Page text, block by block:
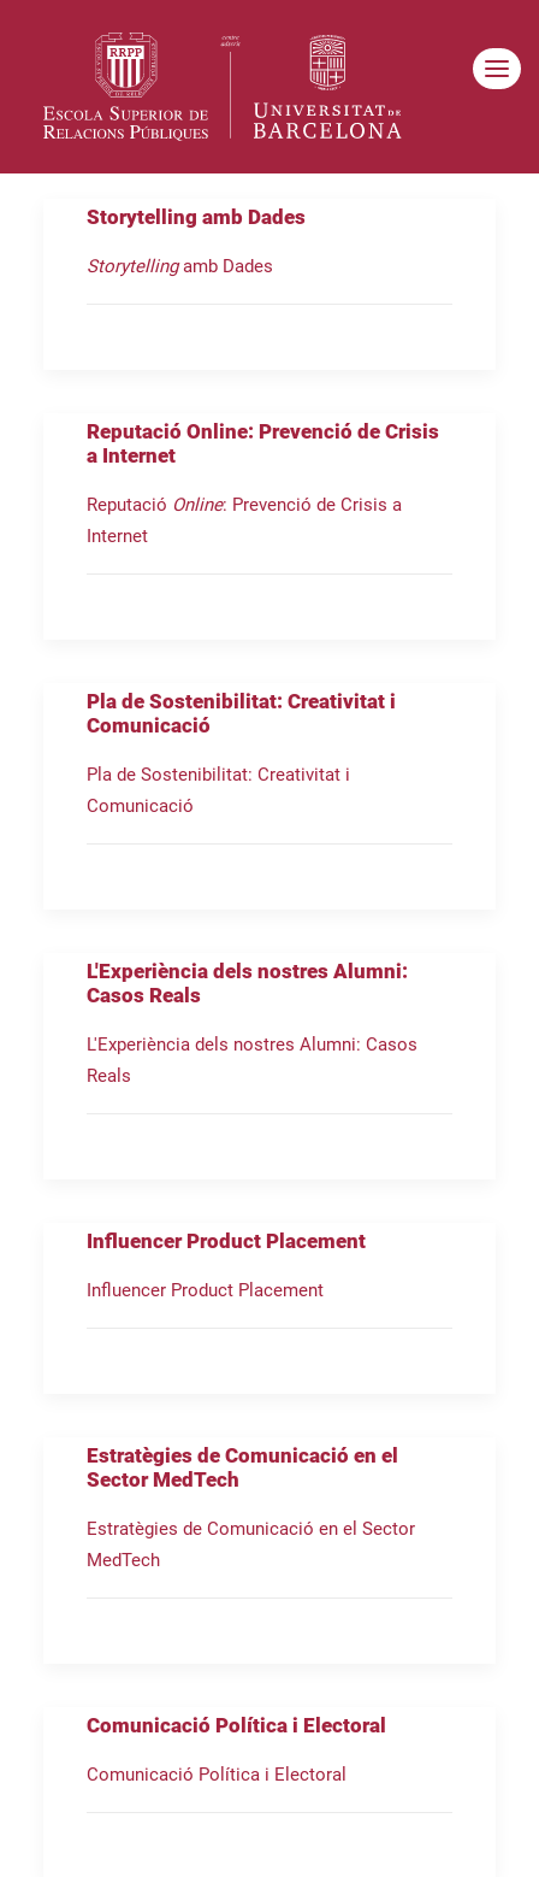
Storytelling amb Dades
Storytellingamb Dades
Reputació Online: Prevenció de Crisis
a Internet
Reputació Online: Prevenció de Crisis a
Internet
Pla de Sostenibilitat: Creativitat i
Comunicació
Pla de Sostenibilitat: Creativitat i
Comunicació
L'Experiència dels nostres Alumni:
Casos Reals
L'Experiència dels nostres Alumni: Casos
Reals
Influencer Product Placement
Influencer Product Placement
Estratègies de Comunicació en el
Sector MedTech
Estratègies de Comunicació en el Sector
MedTech
Comunicació Política i Electoral
Comunicació Política i Electoral